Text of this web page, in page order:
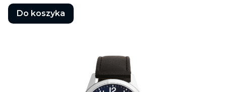
Do koszyka